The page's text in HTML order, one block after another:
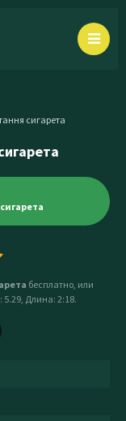
сигарета
бесплатно, или
5.29, Длина: 2:18.